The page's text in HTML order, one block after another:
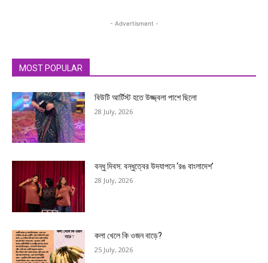
- Advertisment -
MOST POPULAR
বিউটি আর্টিস্ট হতে উজ্জ্বলা পাশে ছিলো
28 July, 2026
বন্ধু দিবস: বন্ধুত্বের উদযাপনে ‘রঙ বাংলাদেশ’
28 July, 2026
কলা খেলে কি ওজন বাড়ে?
25 July, 2026